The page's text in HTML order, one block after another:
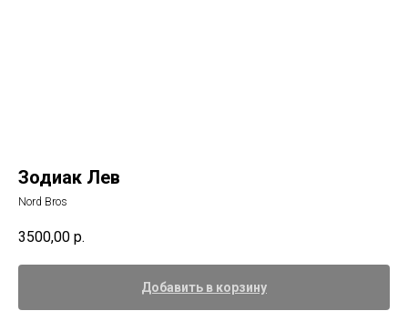
Зодиак Лев
Nord Bros
3500,00 р.
Добавить в корзину